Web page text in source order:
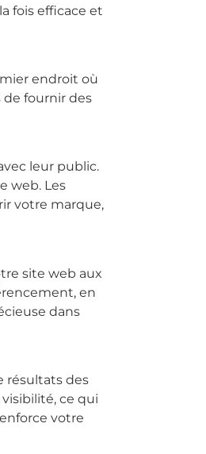
fois efficace et
endroit où
de fournir des
leur public.
web. Les
votre marque,
site web aux
en
dans
résultats des
ce qui
votre